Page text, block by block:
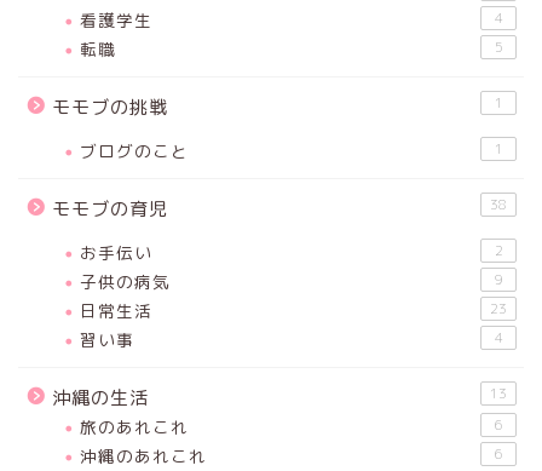
看護学生 4
転職 5
モモブの挑戦 1
ブログのこと 1
モモブの育児 38
お手伝い 2
子供の病気 9
日常生活 23
習い事 4
沖縄の生活 13
旅のあれこれ 6
沖縄のあれこれ 6